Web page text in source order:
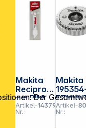
Der
Makita
Reciprobl
att BIM
150/32Z
Artikel-
Nr.:
143791
Makita
M14
Artikel-
Nr.: